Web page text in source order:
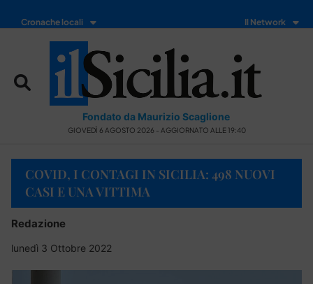
Cronache locali Il Network
Fondato da Maurizio Scaglione
GIOVEDÌ 6 AGOSTO 2026 - AGGIORNATO ALLE 19:40
COVID, I CONTAGI IN SICILIA: 498 NUOVI
CASI E UNA VITTIMA
Redazione
lunedì 3 Ottobre 2022